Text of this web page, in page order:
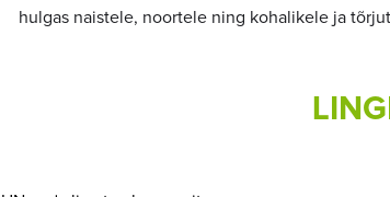
hulgas naistele, noortele ning kohalikele ja